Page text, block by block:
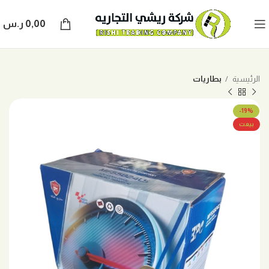
0,00 ر.س
الرئيسية بطاريات
-19%
بيعت